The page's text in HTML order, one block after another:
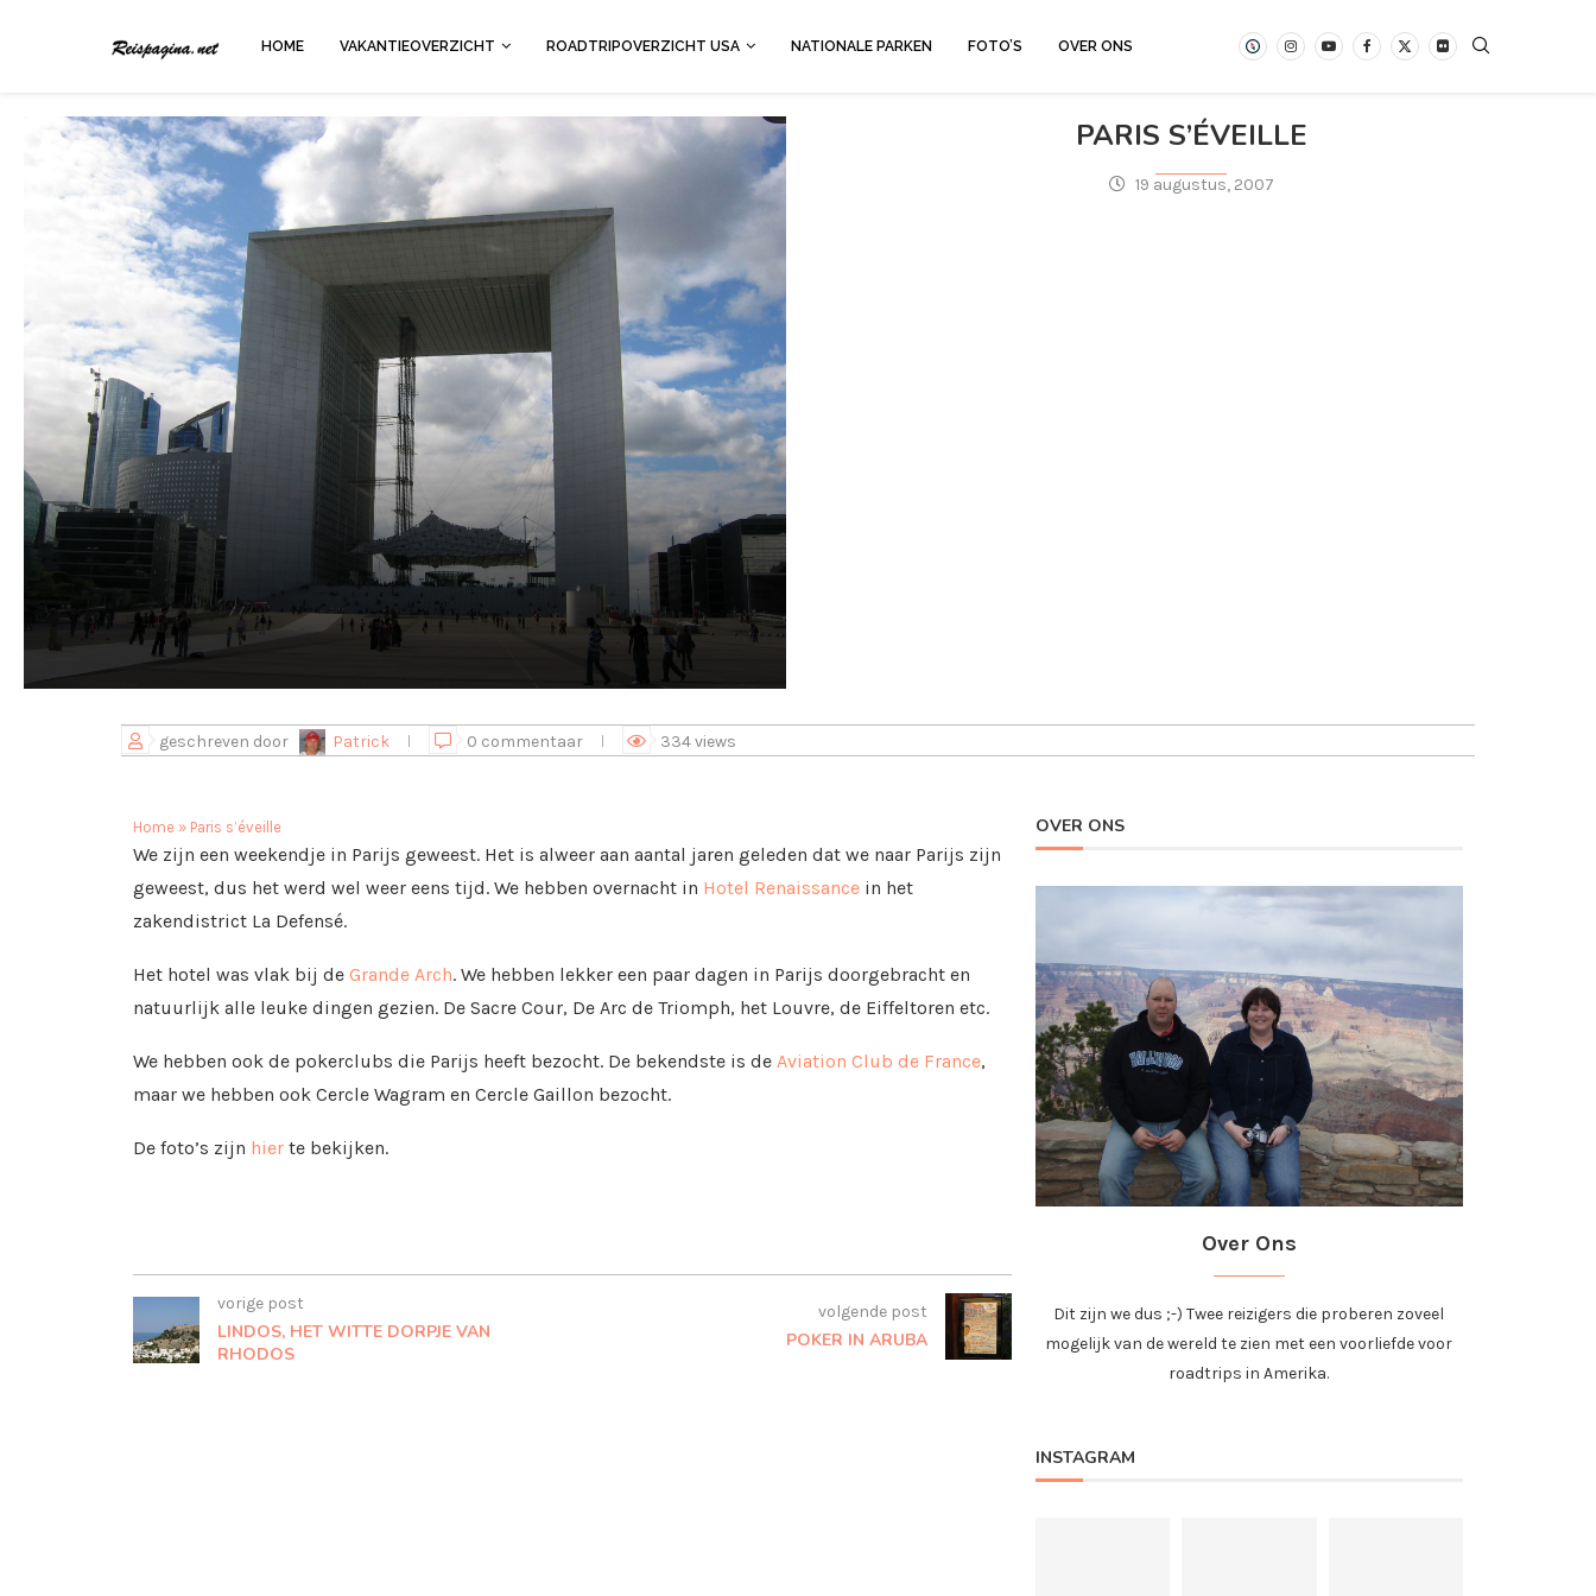
HOME VAKANTIEOVERZICHT ROADTRIPOVERZICHT USA NATIONALE PARKEN FOTO’S OVER ONS
PARIS S’ÉVEILLE
19 augustus, 2007
geschreven door Patrick 0 commentaar 334views
Home » Paris s’éveille
We zijn een weekendje in Parijs geweest. Het is alweer aan aantal jaren geleden dat we naar Parijs zijn
geweest, dus het werd wel weer eens tijd. We hebben overnacht in Hotel Renaissance in het
zakendistrict La Defensé.
Het hotel was vlak bij de Grande Arch. We hebben lekker een paar dagen in Parijs doorgebracht en
natuurlijk alle leuke dingen gezien. De Sacre Cour, De Arc de Triomph, het Louvre, de Eiffeltoren etc.
We hebben ook de pokerclubs die Parijs heeft bezocht. De bekendste is de Aviation Club de France,
maar we hebben ook Cercle Wagram en Cercle Gaillon bezocht.
De foto’s zijn hier te bekijken.
vorige post
LINDOS, HET WITTE DORPJE VAN
RHODOS
volgende post
POKER IN ARUBA
OVER ONS
Over Ons
Dit zijn we dus ;-) Twee reizigers die proberen zoveel
mogelijk van de wereld te zien met een voorliefde voor
roadtrips in Amerika.
INSTAGRAM